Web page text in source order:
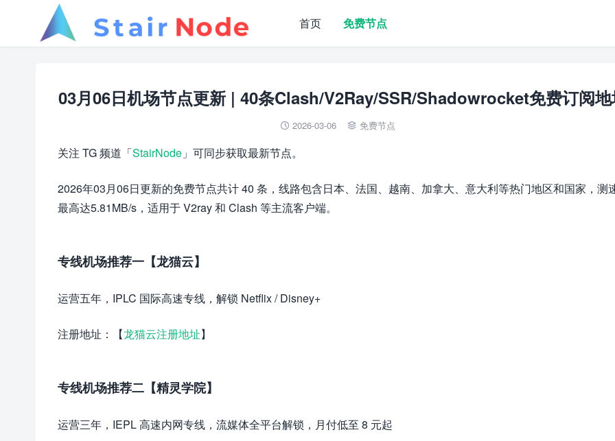
首页 免费节点
03月06日机场节点更新 | 40条Clash/V2Ray/SSR/Shadowrocket免费订阅
 2026-03-06  免费节点
关注 TG 频道「StairNode 」可同步获取最新节点。
2026年03月06日更新的免费节点共计 40 条，线路包含日本、法国、越南、加拿大、意大利等热门地区和国家，测
最高达5.81MB/s，适用于 V2ray 和 Clash 等主流客户端。
专线机场推荐一【龙猫云】
运营五年，IPLC 国际高速专线，解锁 Netflix / Disney+
注册地址：【龙猫云注册地址】
专线机场推荐二【精灵学院】
运营三年，IEPL 高速内网专线，流媒体全平台解锁，月付低至 8 元起